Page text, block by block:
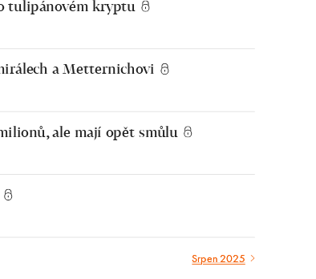
tulipánovém kryptu
a Metternichovi
ale mají opět smůlu
Srpen 2025